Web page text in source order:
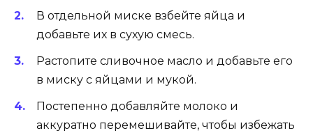
В отдельной миске взбейте яйца и
добавьте их в сухую смесь.
Растопите сливочное масло и добавьте его
в миску с яйцами и мукой.
Постепенно добавляйте молоко и
аккуратно перемешивайте, чтобы избежать